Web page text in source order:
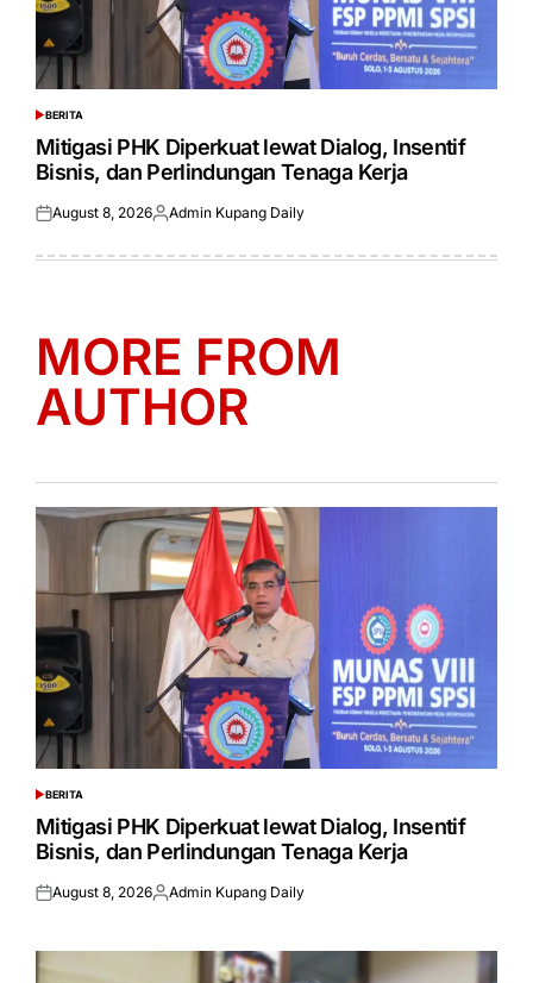
POSTED
IN
BERITA
Mitigasi PHK Diperkuat lewat Dialog, Insentif
Bisnis, dan Perlindungan Tenaga Kerja
Posted
August 8, 2026Posted
Admin Kupang Daily
MORE FROM
AUTHOR
POSTED
IN
BERITA
Mitigasi PHK Diperkuat lewat Dialog, Insentif
Bisnis, dan Perlindungan Tenaga Kerja
Posted
August 8, 2026Posted
Admin Kupang Daily